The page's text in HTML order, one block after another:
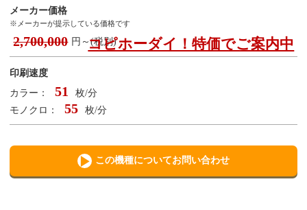
メーカー価格
※メーカーが提示している価格です
2,700,000 円～(税別)
コピホーダイ！特価でご案内中
印刷速度
カラー：
51
枚/分
モノクロ：
55 枚/分
この機種についてお問い合わせ